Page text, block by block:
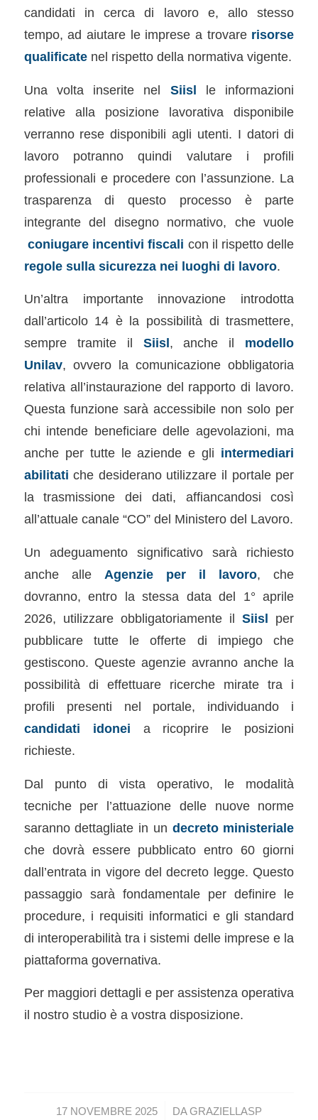
candidati in cerca di lavoro e, allo stesso
tempo, ad aiutare le imprese a trovare risorse
qualificatenel rispetto della normativa vigente.
Una volta inserite nel Siisl le informazioni
relative alla posizione lavorativa disponibile
verranno rese disponibili agli utenti. I datori di
lavoro potranno quindi valutare i profili
professionali e procedere con l’assunzione. La
trasparenza di questo processo è parte
integrante del disegno normativo, che vuole
coniugare incentivi fiscali con il rispetto delle
regole sulla sicurezza nei luoghi di lavoro.
Un’altra importante innovazione introdotta
dall’articolo 14 è la possibilità di trasmettere,
sempre tramite il Siisl, anche il modello
Unilav, ovvero la comunicazione obbligatoria
relativa all’instaurazione del rapporto di lavoro.
Questa funzione sarà accessibile non solo per
chi intende beneficiare delle agevolazioni, ma
anche per tutte le aziende e gli intermediari
abilitati che desiderano utilizzare il portale per
la trasmissione dei dati, affiancandosi così
all’attuale canale “CO” del Ministero del Lavoro.
Un adeguamento significativo sarà richiesto
anche alle Agenzie per il lavoro, che
dovranno, entro la stessa data del 1° aprile
2026, utilizzare obbligatoriamente ilSiisl per
pubblicare tutte le offerte di impiego che
gestiscono. Queste agenzie avranno anche la
possibilità di effettuare ricerche mirate tra i
profili presenti nel portale, individuando i
candidati idonei a ricoprire le posizioni
richieste.
Dal punto di vista operativo, le modalità
tecniche per l’attuazione delle nuove norme
saranno dettagliate in un decreto ministeriale
che dovrà essere pubblicato entro 60 giorni
dall’entrata in vigore del decreto legge. Questo
passaggio sarà fondamentale per definire le
procedure, i requisiti informatici e gli standard
di interoperabilità tra i sistemi delle imprese e la
piattaforma governativa.
Per maggiori dettagli e per assistenza operativa
il nostro studio è a vostra disposizione.
17 NOVEMBRE 2025
/ DAGRAZIELLASP